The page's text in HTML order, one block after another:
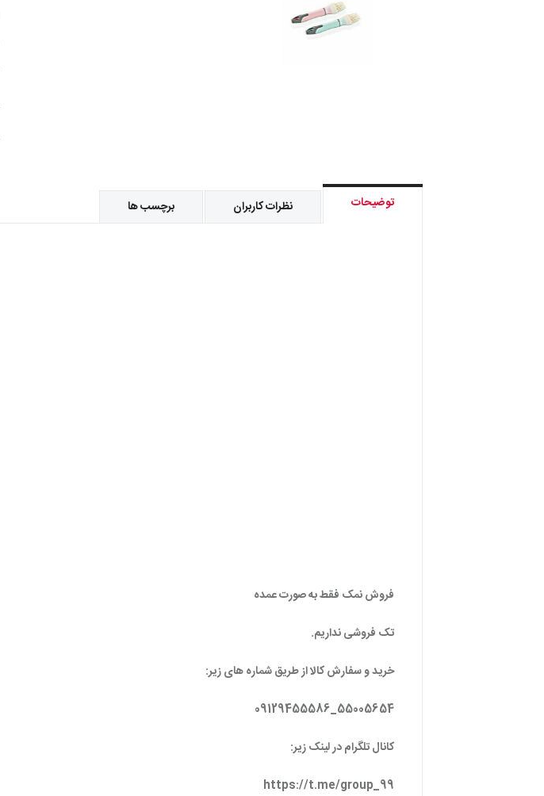
توضیحات نظرات کاربران برچسب ها
فروش نمک فقط به صورت عمده
تک فروشی نداریم.
خرید و سفارش کالا از طریق شماره های زیر:
55005654_09129455586
کانال تلگرام در لینک زیر:
https://t.me/group_99